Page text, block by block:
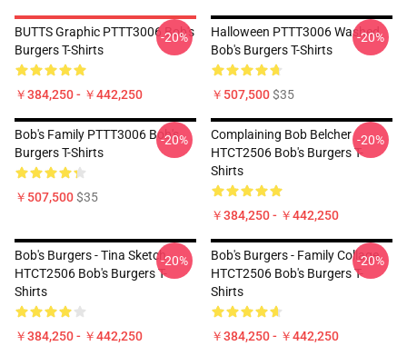
BUTTS Graphic PTTT3006 Bob's
Burgers T-Shirts
￥384,250 - ￥442,250
-20%
Halloween PTTT3006 Washed
Bob's Burgers T-Shirts
￥507,500$35
-20%
Bob's Family PTTT3006 Bob's
Burgers T-Shirts
￥507,500$35
-20%
Complaining Bob Belcher
HTCT2506 Bob's Burgers T-
Shirts
￥384,250 - ￥442,250
-20%
Bob's Burgers - Tina Sketch
HTCT2506 Bob's Burgers T-
Shirts
￥384,250 - ￥442,250
-20%
Bob's Burgers - Family Collage
HTCT2506 Bob's Burgers T-
Shirts
￥384,250 - ￥442,250
-20%